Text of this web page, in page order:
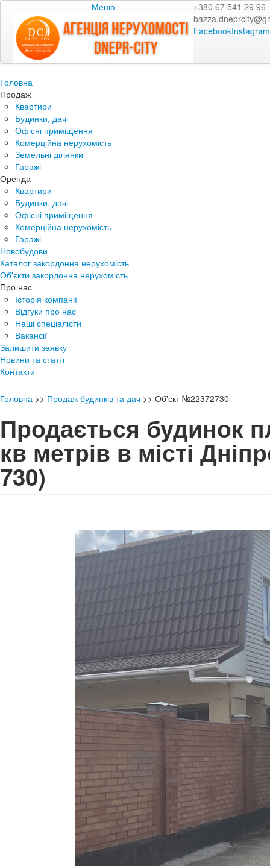
Меню
+380 67 541 29 96
FacebookInstagram
Головна
Продаж
Квартири
Будинки, дачі
Офісні приміщення
Комерційна нерухомість
Земельні ділянки
Гаражі
Оренда
Квартири
Будинки, дачі
Офісні приміщення
Комерційна нерухомість
Гаражі
Новобудови
Каталог закордонна нерухомість
Об'єкти закордонна нерухомість
Про нас
Історія компанії
Відгуки про нас
Наші спеціалісти
Вакансії
Залишити заявку
Новини та статті
Контакти
Головна >> Продаж будинків та дач >> Об'єкт №22372730
Продається будинок
кв метрів в місті
730)